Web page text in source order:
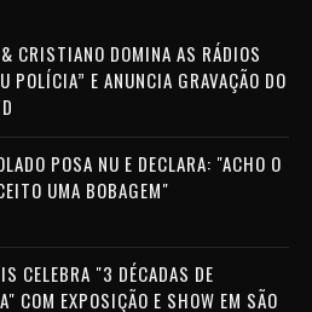
CRISTIANO DOMINA AS RÁDIOS
POLÍCIA” E ANUNCIA GRAVAÇÃO DO
POSA NU E DECLARA: "ACHO O
UMA BOBAGEM"
CELEBRA "3 DÉCADAS DE
COM EXPOSIÇÃO E SHOW EM SÃO